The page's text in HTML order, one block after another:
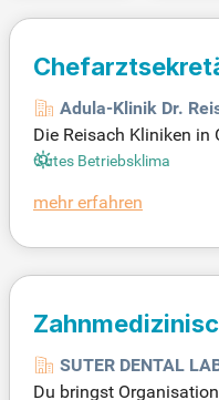
Adula-Klinik Dr.
Die Reisach Kliniken
nde Aufgaben, die
ch dem PEPP-System.
Gutes Betriebsklima
mehr erfahren
SUTER DENTAL
Du bringst